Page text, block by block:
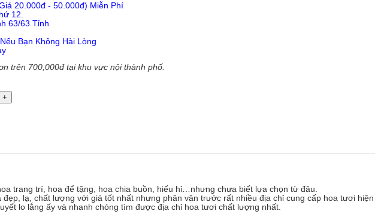
20.000đ - 50.000đ) Miễn Phí
12.
63/63 Tỉnh
Bạn Không Hài Lòng
trên 700,000đ tại khu vực nội thành phố.
trang trí, hoa để tặng, hoa chia buồn, hiếu hỉ…nhưng chưa biết lựa chọn từ đâu.
đẹp, lạ, chất lượng với giá tốt nhất nhưng phân vân trước rất nhiều địa chỉ cung cấp hoa tươi hiện
lo lắng ấy và nhanh chóng tìm được địa chỉ hoa tươi chất lượng nhất.